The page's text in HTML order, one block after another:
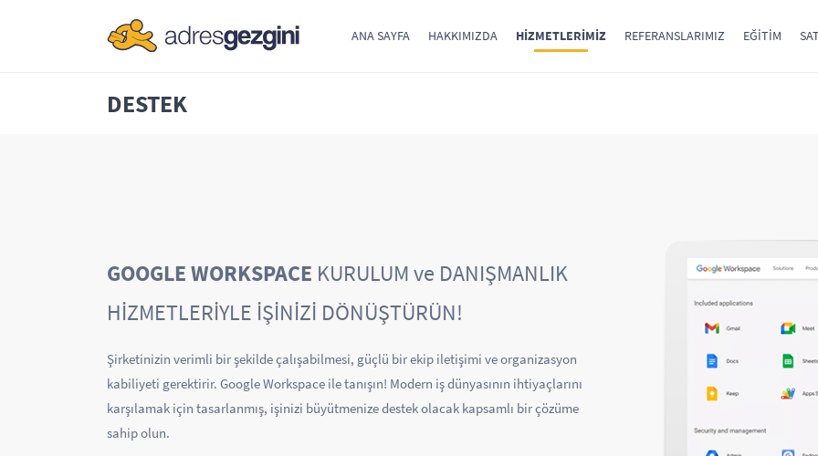
ANA SAYFA HAKKIMIZDA HIZMETLERIMIZ REFERANSLARIMIZ EĞITIM
DESTEK
GOOGLE WORKSPACE KURULUM ve DANIŞMANLIK
HİZMETLERİYLE İŞİNİZİ DÖNÜŞTÜRÜN!
Şirketinizin verimli bir şekilde çalışabilmesi, güçlü bir ekip iletişimi ve organizasyon
kabiliyeti gerektirir. Google Workspace ile tanışın! Modern iş dünyasının ihtiyaçlarını
karşılamak için tasarlanmış, işinizi büyütmenize destek olacak kapsamlı bir çözüme
sahip olun.